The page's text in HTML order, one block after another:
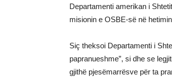
Departamenti amerikan i
misionin e OSBE-së në
Siç theksoi Departamenti i
papranueshme”, si dhe se
gjithë pjesëmarrësve për ta